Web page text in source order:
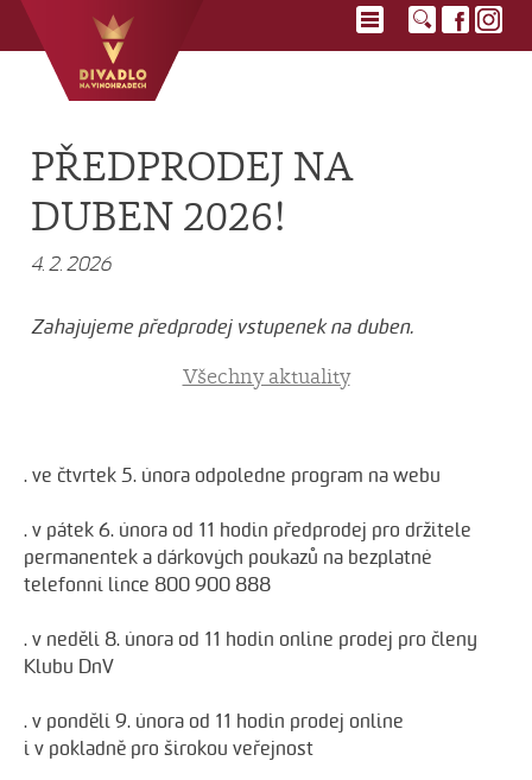
PŘEDPRODEJ NA
DUBEN 2026!
4. 2. 2026
Zahajujeme předprodej vstupenek na duben.
Všechny aktuality
. ve čtvrtek 5. února odpoledne program na webu
. v pátek 6. února od 11 hodin předprodej pro držitele
permanentek a dárkových poukazů na bezplatné
telefonní lince 800 900 888
. v neděli 8. února od 11 hodin online prodej pro členy
Klubu DnV
. v pondělí 9. února od 11 hodin prodej online
i v pokladně pro širokou veřejnost